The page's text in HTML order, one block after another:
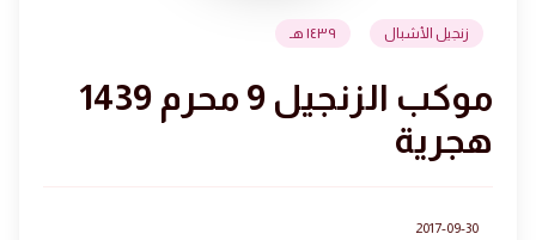
زنجيل الأشبال ١٤٣٩ هـ
موكب الزنجيل 9 محرم 1439
هجرية
2017-09-30